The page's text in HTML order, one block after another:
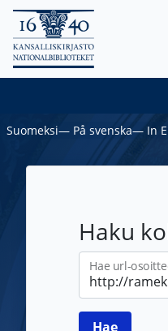
Suomeksi― På svenska― In
Haku
Hae url-